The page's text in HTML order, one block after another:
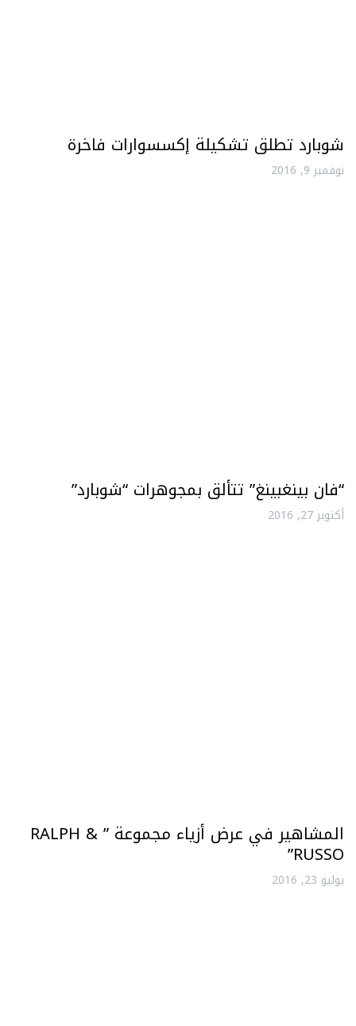
شوبارد تطلق تشكيلة إكسسوارات فاخرة
نوفمبر 9, 2016
“فان بينغبينغ” تتألق بمجوهرات “شوبارد”
أكتوبر 27, 2016
المشاهير في عرض أزياء مجموعة ” RALPH &
RUSSO”
يوليو 23, 2016